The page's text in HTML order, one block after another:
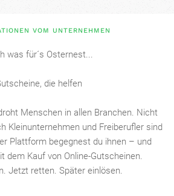
VOM UNTERNEHMEN
was für´s Osternest...
die helfen
Menschen in allen Branchen. Nicht
Kleinunternehmen und Freiberufler sind
Plattform begegnest du ihnen – und
dem Kauf von Online-Gutscheinen.
Jetzt retten. Später einlösen.